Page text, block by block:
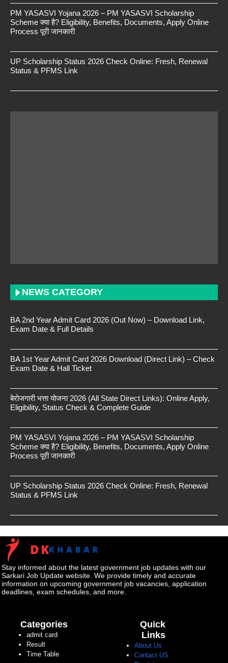
PM YASASVI Yojana 2026 – PM YASASVI Scholarship
Scheme क्या है? Eligibility, Benefits, Documents, Apply Online
Process पूरी जानकारी
UP Scholarship Status 2026 Check Online: Fresh, Renewal
Status & PFMS Link
NEWS CATEGORY
BA 2nd Year Admit Card 2026 (Out Now) – Download Link,
Exam Date & Full Details
BA 1st Year Admit Card 2026 Download (Direct Link) – Check
Exam Date & Hall Ticket
बेरोजगारी भत्ता योजना 2026 (All State Direct Links): Online Apply,
Eligibility, Status Check & Complete Guide
PM YASASVI Yojana 2026 – PM YASASVI Scholarship
Scheme क्या है? Eligibility, Benefits, Documents, Apply Online
Process पूरी जानकारी
UP Scholarship Status 2026 Check Online: Fresh, Renewal
Status & PFMS Link
Stay informed about the latest government job updates with our
Sarkari Job Update website. We provide timely and accurate
information on upcoming government job vacancies, application
deadlines, exam schedules, and more.
Categories
admit card
Result
Time Table
Quick
Links
About Us
Contact US